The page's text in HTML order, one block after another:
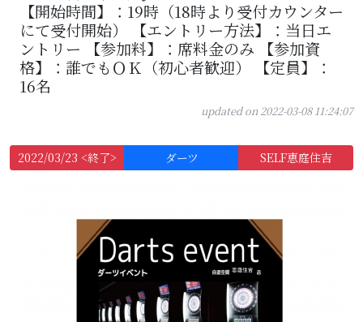
【開始時間】：19時（18時より受付カウンター
にて受付開始） 【エントリー方法】：当日エ
ントリー 【参加料】：席料金のみ 【参加資
格】：誰でもＯＫ（初心者歓迎） 【定員】：
16名
updated on 2022-03-08 11:24:07
2022/03/23 <終了> ダーツ SELF恵庭住吉